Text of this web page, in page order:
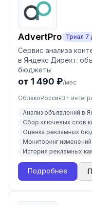
AdvertPro Триал 7
Сервис анализа
в Яндекс Директ:
бюджеты
от 1 490 ₽/мес
ОблакоРоссия3+
Анализ объявлений в
Сбор ключевых слов
Оценка рекламных
Мониторинг
История рекламных
Подробнее